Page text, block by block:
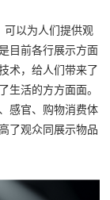
可以为人们提供观
目前各行展示方面
术，给人们带来了
生活的方方面面。
感官、购物消费体
了观众同展示物品